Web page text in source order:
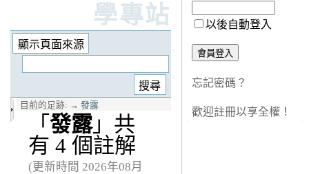
學專站
目前的足跡: → 發露
「 發露」共
有 4 個註解
(更新時間 2026年08月
以後自動登入
忘記密碼？
歡迎註冊以享全權！